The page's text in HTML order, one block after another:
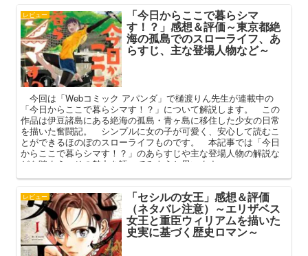
レビュー 「今日からここで暮らシマ
す！？」感想＆評価～東京都絶
海の孤島でのスローライフ、あ
らすじ、主な登場人物など～
今回は「Webコミック アパンダ」で樋渡りん先生が連載中の
「今日からここで暮らシマす！？」について解説します。 この
作品は伊豆諸島にある絶海の孤島・青ヶ島に移住した少女の日常
を描いた奮闘記。 シンプルに女の子が可愛く、安心して読むこ
とができるほのぼのスローライフものです。 本記事では「今日
からここで暮らシマす！？」のあらすじや主な登場人物の解説な
どを踏まえ、その魅力を語ってみようと思います。
レビュー 「セシルの女王」感想＆評価
（ネタバレ注意）～エリザベス
女王と重臣ウィリアムを描いた
史実に基づく歴史ロマン～